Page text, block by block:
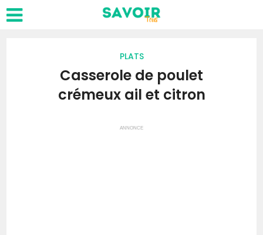
PLATS
Casserole de poulet
crémeux ail et citron
ANNONCE